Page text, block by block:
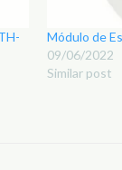
Módulo de
09/06/2022
Similar post